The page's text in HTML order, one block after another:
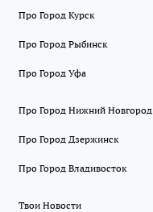
Про Город Курск
Про Город Рыбинск
Про Город Уфа
Про Город Нижний Новгород
Про Город Дзержинск
Про Город Владивосток
Твои Новости